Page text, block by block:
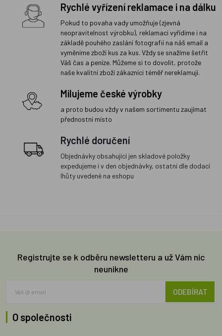
Rychlé vyřízení reklamace i na dálku
Pokud to povaha vady umožňuje (zjevná
neopravitelnost výrobku), reklamaci vyřídíme i na
základě pouhého zaslání fotografií na náš email a
vyměníme zboží kus za kus. Vždy se snažíme šetřit
Váš čas a peníze. Můžeme si to dovolit, protože
naše kvalitní zboží zákazníci téměř nereklamují.
Milujeme české výrobky
a proto budou vždy v našem sortimentu zaujímat
přednostní místo
Rychlé doručení
Objednávky obsahující jen skladové položky
expedujeme i v den objednávky, ostatní dle dodací
lhůty uvedené na eshopu
Registrujte se k odběru newsletteru a už Vám nic
neunikne
ODEBÍRAT
O společnosti